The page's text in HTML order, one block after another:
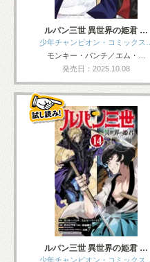
ルパン三世 異世界の姫君 …
少年チャンピオン・コミックス…
モンキー・パンチ／エム・…
発売日：2025.10.08
ルパン三世 異世界の姫君 …
少年チャンピオン・コミックス…